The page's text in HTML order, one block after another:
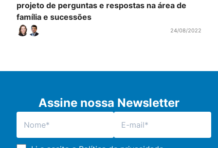
projeto de perguntas e respostas na área de
família e sucessões
24/08/2022
Assine nossa Newsletter